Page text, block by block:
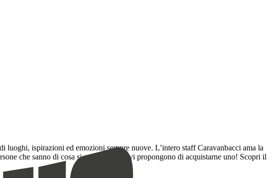
luoghi, ispirazioni ed emozioni sempre nuove. L’intero staff Caravanbacci ama la
che sanno di cosa si parla, quando vi propongono di acquistarne uno! Scopri il